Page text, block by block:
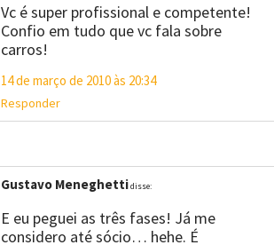
Vc é super profissional e competente!
Confio em tudo que vc fala sobre
carros!
14 de março de 2010 às 20:34
Responder
Gustavo Meneghettidisse:
E eu peguei as três fases! Já me
considero até sócio… hehe. É